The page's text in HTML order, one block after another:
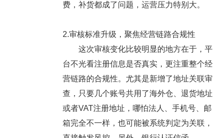
费，补货都成了问题，运营压力特别大。
2.审核标准升级，聚焦经营链路合规性
这次审核变化比较明显的地方在于，平
台不光看注册信息是否真实，更注重整个经
营链路的合规性。尤其是新增了地址关联审
查，只要几个账号共用了海外仓、退货地址
或者VAT注册地址，哪怕法人、手机号、邮
箱完全不一样，也可能被系统判定为关联，